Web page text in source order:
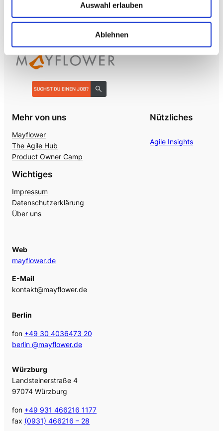
Auswahl erlauben
Ablehnen
gängigen Telefonanlagen.
Mehr von uns
Mayflower
The Agile Hub
Product Owner Camp
Nützliches
Agile Insights
Wichtiges
Impressum
Datenschutzerklärung
Über uns
Web
mayflower.de
E-Mail
kontakt@mayflower.de
Berlin
fon +49 30 4036473 20
berlin @mayflower.de
Würzburg
Landsteinerstraße 4
97074 Würzburg
fon +49 931 466216 1177
fax (0931) 466216 – 28